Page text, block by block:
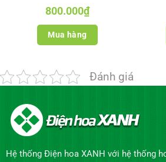
800.000₫
Mua hàng
Đánh giá
Hệ thống Điện hoa XANH với hệ thống